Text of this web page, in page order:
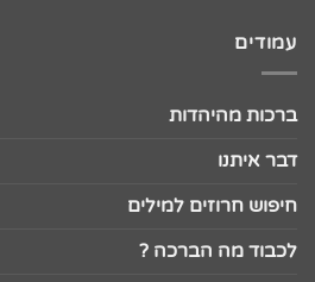
עמודים
ברכות מהיהדות
דבר איתנו
חיפוש חרוזים למילים
לכבוד מה הברכה ?